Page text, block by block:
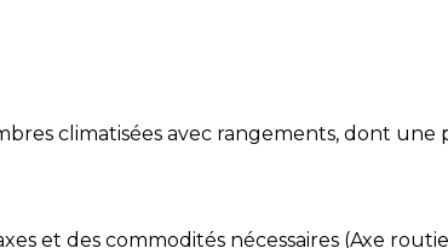
climatisées avec rangements, dont une
et des commodités nécessaires (Axe